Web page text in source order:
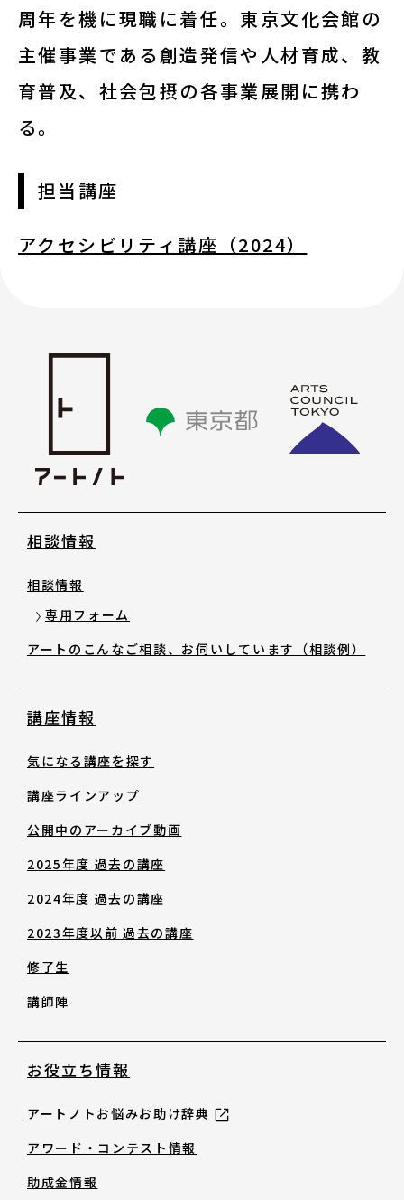
お役立ち情報
アートノトお悩みお助け辞典
活動場所情報
外部機関の相談情報
リンク集
オリジナルツール
お知らせ・新着情報
アートノトについて
MESSAGE
日本語
English
About ARTNOTO
やさしい日本語
周年を機に現職に着任。東京文化会館の
主催事業である創造発信や人材育成、教
育普及、社会包摂の各事業展開に携わ
る。
担当講座
アクセシビリティ講座（2024）
相談情報
相談情報
専用フォーム
アートのこんなご相談、お伺いしています（相談例）
講座情報
気になる講座を探す
講座ラインアップ
公開中のアーカイブ動画
2025年度 過去の講座
2024年度 過去の講座
2023年度以前 過去の講座
修了生
講師陣
お役立ち情報
アートノトお悩みお助け辞典
アワード・コンテスト情報
助成金情報